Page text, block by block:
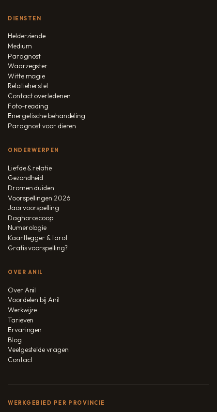
DIENSTEN
Helderziende
Medium
Paragnost
Waarzegster
Witte magie
Relatieherstel
Contact overledenen
Foto-reading
Energetische behandeling
Paragnost voor dieren
ONDERWERPEN
Liefde & relatie
Gezondheid
Dromen duiden
Voorspellingen 2026
Jaarvoorspelling
Daghoroscoop
Numerologie
Kaartlegger & tarot
Gratis voorspelling?
OVER ANIL
Over Anil
Voordelen bij Anil
Werkwijze
Tarieven
Ervaringen
Blog
Veelgestelde vragen
Contact
WERKGEBIED PER PROVINCIE